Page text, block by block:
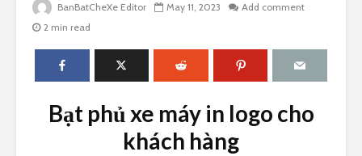
BanBatCheXe Editor May 11, 2023
Add comment
2 min read
Bạt phủ xe máy in logo cho
khách hàng